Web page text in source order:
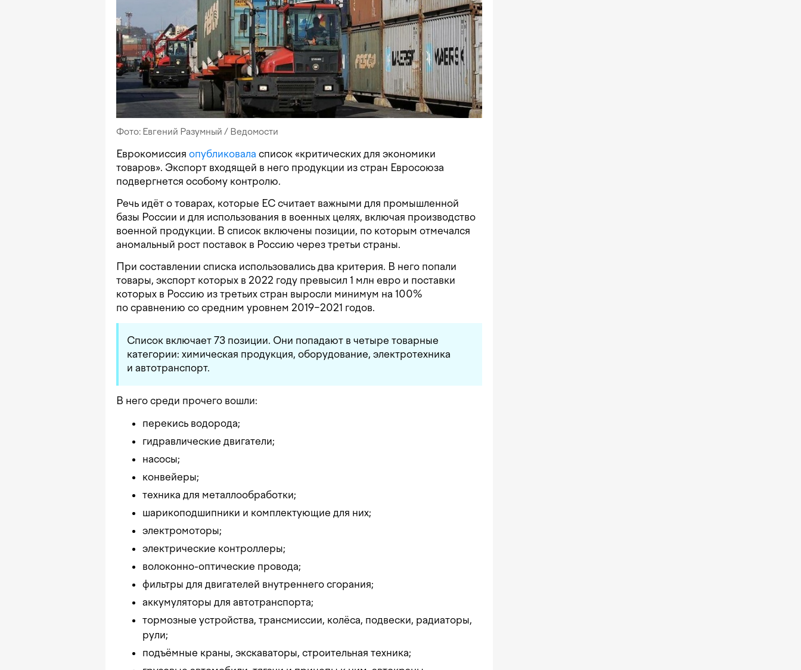
Фото: Евгений Разумный / Ведомости
Еврокомиссия опубликовала список «критических для экономики
товаров». Экспорт входящей в него продукции из стран Евросоюза
подвергнется особому контролю.
Речь идёт о товарах, которые ЕС считает важными для промышленной
базы России и для использования в военных целях, включая производство
военной продукции. В список включены позиции, по которым отмечался
аномальный рост поставок в Россию через третьи страны.
При составлении списка использовались два критерия. В него попали
товары, экспорт которых в 2022 году превысил 1 млн евро и поставки
которых в Россию из третьих стран выросли минимум на 100%
по сравнению со средним уровнем 2019−2021 годов.
Список включает 73 позиции. Они попадают в четыре товарные
категории: химическая продукция, оборудование, электротехника
и автотранспорт.
В него среди прочего вошли:
перекись водорода;
гидравлические двигатели;
насосы;
конвейеры;
техника для металлообработки;
шарикоподшипники и комплектующие для них;
электромоторы;
электрические контроллеры;
волоконно-оптические провода;
фильтры для двигателей внутреннего сгорания;
аккумуляторы для автотранспорта;
тормозные устройства, трансмиссии, колёса, подвески, радиаторы,
рули;
подъёмные краны, экскаваторы, строительная техника;